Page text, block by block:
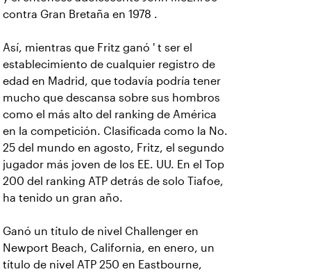
contra Gran Bretaña en 1978 .
Así, mientras que Fritz ganó ' t ser el
establecimiento de cualquier registro de
edad en Madrid, que todavía podría tener
mucho que descansa sobre sus hombros
como el más alto del ranking de América
en la competición. Clasificada como la No.
25 del mundo en agosto, Fritz, el segundo
jugador más joven de los EE. UU. En el Top
200 del ranking ATP detrás de solo Tiafoe,
ha tenido un gran año.
Ganó un título de nivel Challenger en
Newport Beach, California, en enero, un
título de nivel ATP 250 en Eastbourne,